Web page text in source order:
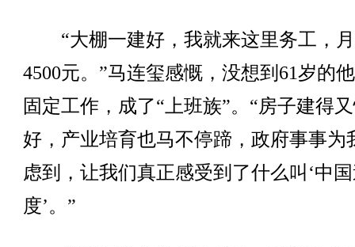
“大棚一建好，我就来这里务工，
4500元。”马连玺感慨，没想到61岁的
固定工作，成了“上班族”。“房子建得
好，产业培育也马不停蹄，政府事事为
虑到，让我们真正感受到了什么叫‘中
度’。”